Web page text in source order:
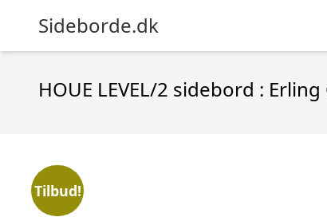
Sideborde.dk
HOUE LEVEL/2 sidebord :
Tilbud!